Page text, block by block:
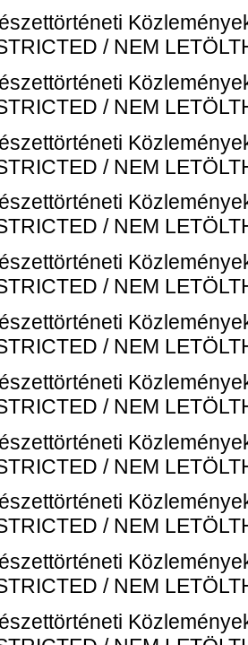
/ NEM
/ NEM
/ NEM
/ NEM
/ NEM
/ NEM
/ NEM
/ NEM
/ NEM
/ NEM